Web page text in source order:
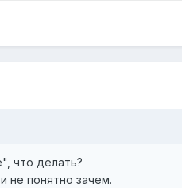
что делать?
не понятно зачем.